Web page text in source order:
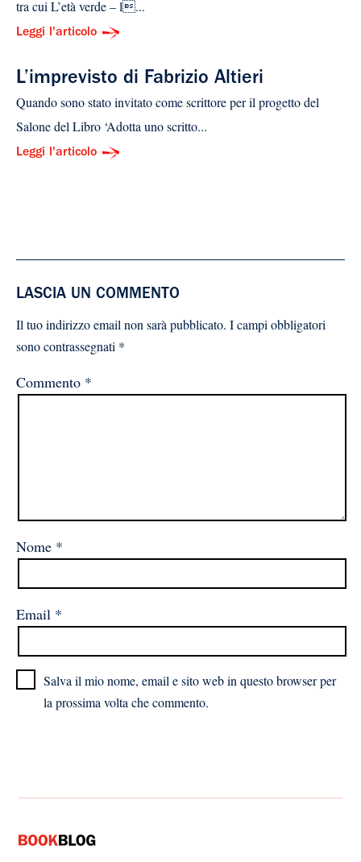
tra cui L’età verde – l...
Leggi l'articolo
L’imprevisto di Fabrizio Altieri
Quando sono stato invitato come scrittore per il progetto del
Salone del Libro ‘Adotta uno scritto...
Leggi l'articolo
LASCIA UN COMMENTO
Il tuo indirizzo email non sarà pubblicato. I campi obbligatori
sono contrassegnati *
Commento *
Nome *
Email *
Salva il mio nome, email e sito web in questo browser per
la prossima volta che commento.